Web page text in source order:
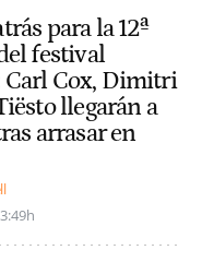
para la 12ª
festival
Carl Cox, Dimitri
llegarán a
arrasar en